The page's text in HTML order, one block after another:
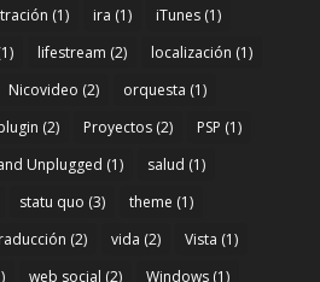
(1) ira (1) iTunes(1)
lifestream (2) localización (1)
Nicovideo (2) orquesta (1)
(2) Proyectos(2) PSP (1)
Unplugged (1) salud (1)
statu quo (3) theme (1)
(2) vida (2) Vista (1)
web social (2) Windows(1)